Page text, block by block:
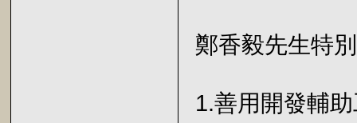
鄭香毅先生特
1.善用開發輔